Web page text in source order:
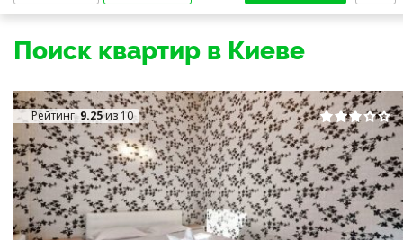
Поиск квартир в Киеве
Рейтинг:9.25из 10